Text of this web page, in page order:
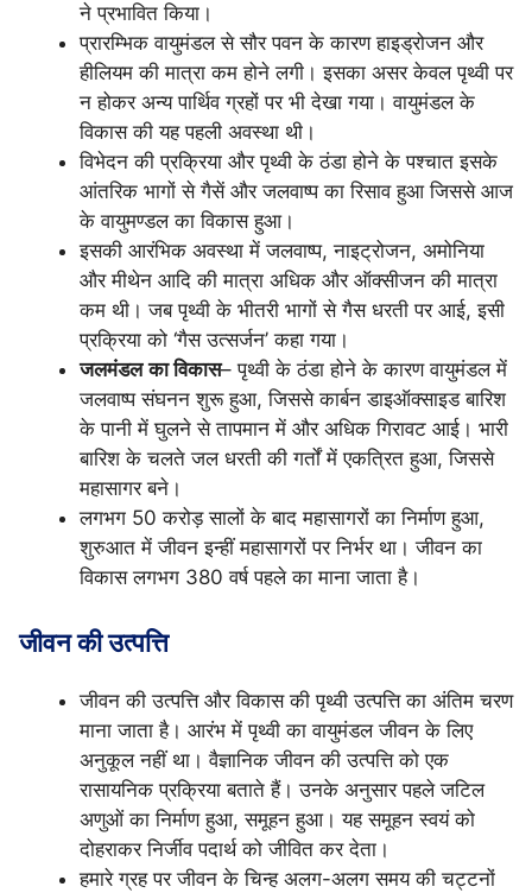
ने प्रभावित किया।
प्रारम्भिक वायुमंडल से सौर पवन के कारण हाइड्रोजन और
हीलियम की मात्रा कम होने लगी। इसका असर केवल पृथ्वी पर
न होकर अन्य पार्थिव ग्रहों पर भी देखा गया। वायुमंडल के
विकास की यह पहली अवस्था थी।
विभेदन की प्रक्रिया और पृथ्वी के ठंडा होने के पश्चात इसके
आंतरिक भागों से गैसें और जलवाष्प का रिसाव हुआ जिससे आज
के वायुमण्डल का विकास हुआ।
इसकी आरंभिक अवस्था में जलवाष्प, नाइट्रोजन, अमोनिया
और मीथेन आदि की मात्रा अधिक और ऑक्सीजन की मात्रा
कम थी। जब पृथ्वी के भीतरी भागों से गैस धरती पर आई, इसी
प्रक्रिया को ‘गैस उत्सर्जन’ कहा गया।
जलमंडल का विकास– पृथ्वी के ठंडा होने के कारण वायुमंडल में
जलवाष्प संघनन शुरू हुआ, जिससे कार्बन डाइऑक्साइड बारिश
के पानी में घुलने से तापमान में और अधिक गिरावट आई। भारी
बारिश के चलते जल धरती की गर्तों में एकत्रित हुआ, जिससे
महासागर बने।
लगभग 50 करोड़ सालों के बाद महासागरों का निर्माण हुआ,
शुरुआत में जीवन इन्हीं महासागरों पर निर्भर था। जीवन का
विकास लगभग 380 वर्ष पहले का माना जाता है।
जीवन की उत्पत्ति
जीवन की उत्पत्ति और विकास की पृथ्वी उत्पत्ति का अंतिम चरण
माना जाता है। आरंभ में पृथ्वी का वायुमंडल जीवन के लिए
अनुकूल नहीं था। वैज्ञानिक जीवन की उत्पत्ति को एक
रासायनिक प्रक्रिया बताते हैं। उनके अनुसार पहले जटिल
अणुओं का निर्माण हुआ, समूहन हुआ। यह समूहन स्वयं को
दोहराकर निर्जीव पदार्थ को जीवित कर देता।
हमारे ग्रह पर जीवन के चिन्ह अलग-अलग समय की चट्टनों